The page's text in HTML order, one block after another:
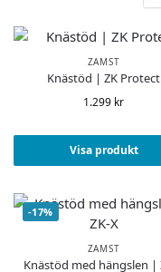
ZAMST
Knästöd | ZK Protect
1.299 kr
Visa produkt
-17%
ZAMST
Knästöd med hängslen |